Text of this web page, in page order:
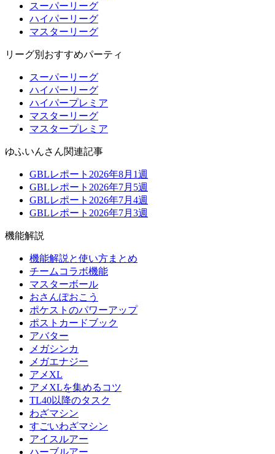
スーパーリーグ
ハイパーリーグ
マスターリーグ
リーグ別おすすめパーティ
スーパーリーグ
ハイパーリーグ
ハイパープレミア
マスターリーグ
マスタープレミア
ゆふいんさん関連記事
GBLレポート2026年8月1週
GBLレポート2026年7月5週
GBLレポート2026年7月4週
GBLレポート2026年7月3週
機能解説
機能解説と使い方まとめ
チームコラボ機能
マスターボール
おさんぽおこう
ポケストのパワーアップ
ポストカードブック
アバター
メガシンカ
メガエナジー
アメXL
アメXLを集めるコツ
TL40以降のタスク
わざマシン
すごいわざマシン
アイスルアー
ハーブルアー